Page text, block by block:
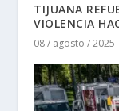
TIJUANA
VIOLENCIA
08 / agosto / 2025